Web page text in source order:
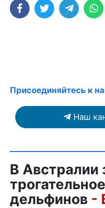
Присоединяйтесь к
Наш
В Австралии
дельфинов -